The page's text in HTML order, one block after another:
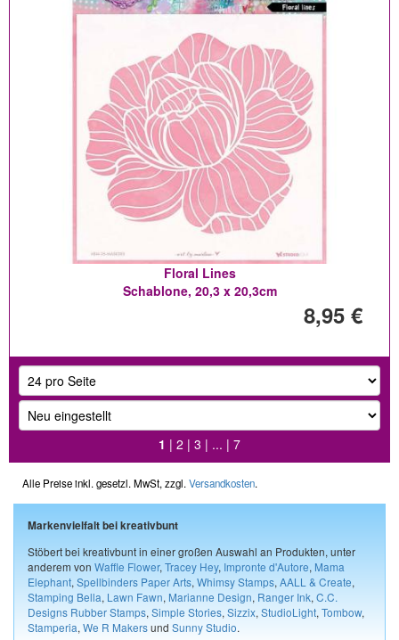
Floral Lines
Schablone, 20,3 x 20,3cm
8,95 €
1 | 2 | 3 | ... | 7
Alle Preise inkl. gesetzl. MwSt, zzgl. Versandkosten.
Markenvielfalt bei kreativbunt
Stöbert bei kreativbunt in einer großen Auswahl an Produkten, unter
anderem von Waffle Flower, Tracey Hey, Impronte d'Autore, Mama
Elephant, Spellbinders Paper Arts, Whimsy Stamps, AALL & Create,
Stamping Bella, Lawn Fawn, Marianne Design, Ranger Ink, C.C.
Designs Rubber Stamps, Simple Stories, Sizzix, StudioLight, Tombow,
Stamperia, We R Makersund Sunny Studio.